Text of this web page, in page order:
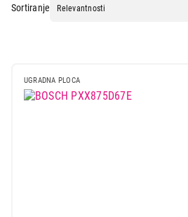
Sortiranje
UGRADNA PLOCA